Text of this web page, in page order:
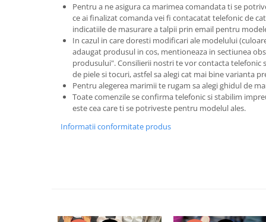
Pentru a ne asigura ca marimea comandata ti se
ce ai finalizat comanda vei fi contacatat telefonic de
indicatiile de masurare a talpii prin email pentru
In cazul in care doresti modificari ale modelului
adaugat produsul in cos, mentioneaza in sectiunea
produsului". Consilierii nostri te vor contacta telefonic
de piele si tocuri, astfel sa alegi cat mai bine varianta
Pentru alegerea marimii te rugam sa alegi ghidul de
Toate comenzile se confirma telefonic si stabilim
este cea care ti se potriveste pentru modelul ales.
Informatii conformitate produs